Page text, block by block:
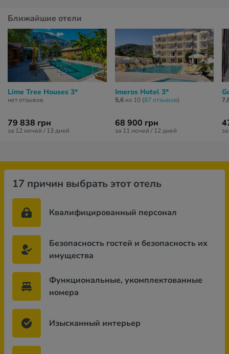
Ближайшие отели
Lime Tree Houses 3*
нет отзывов
79 838 грн
за 12 ночей / 13 дней
Imeros Hotel 3*
5,6из 10 (87 отзывов)
68 900 грн
за 11 ночей / 12 дней
17 причин выбрать этот отель
Квалифицированный персонал
Безопасность гостей и безопасность их
имущества
Функциональные, укомплектованные
номера
Изысканный интерьер